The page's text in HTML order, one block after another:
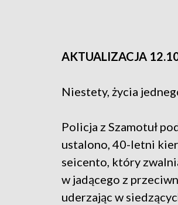
AKTUALIZACJA
Niestety, życia
Policja z Szamotuł
ustalono, 40-letni
seicento, który
w jadącego z
uderzając w